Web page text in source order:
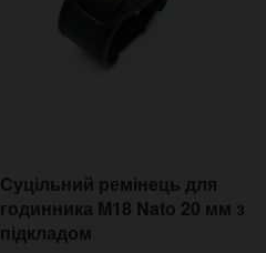
Cуцільний ремінець для
годинника M18 Nato 20 мм з
підкладом